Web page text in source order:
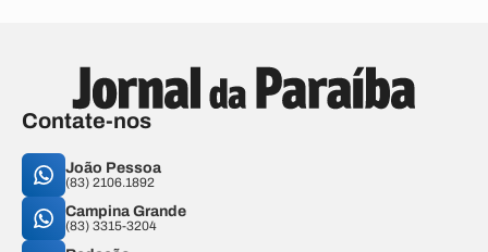
Contate-nos
João Pessoa
(83) 2106.1892
Campina Grande
(83) 3315-3204